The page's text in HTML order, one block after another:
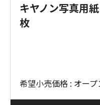
キヤノン写真用
枚
希望小売価格 : オー